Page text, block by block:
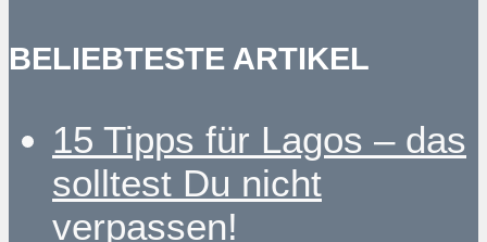
BELIEBTESTE ARTIKEL
15 Tipps für Lagos – das
solltest Du nicht
verpassen!